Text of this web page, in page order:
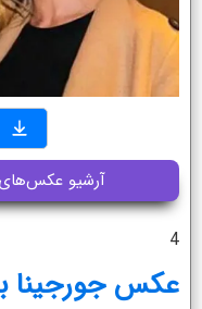
آرشیو عکس‌های
4
عکس جورجینا با